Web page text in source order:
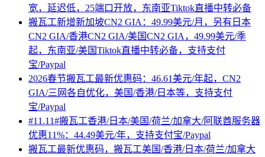
宽，延迟低，25端口开放，东南亚Tiktok直播中转必备
搬瓦工新增新加坡CN2 GIA：49.99美元/月，另有日本
CN2 GIA/香港CN2 GIA/美国CN2 GIA，49.99美元/季
起，东南亚/美国Tiktok直播中转必备，支持支付
宝/Paypal
2026春节搬瓦工最新优惠码：46.61美元/年起，CN2
GIA/三网各自优化，美国/香港/日本等，支持支付
宝/Paypal
#11.11#搬瓦工香港/日本/美国/荷兰/加拿大/阿联酋服务器
优惠11%：44.49美元/年，支持支付宝/Paypal
搬瓦工最新优惠码，搬瓦工美国/香港/日本/荷兰/加拿大